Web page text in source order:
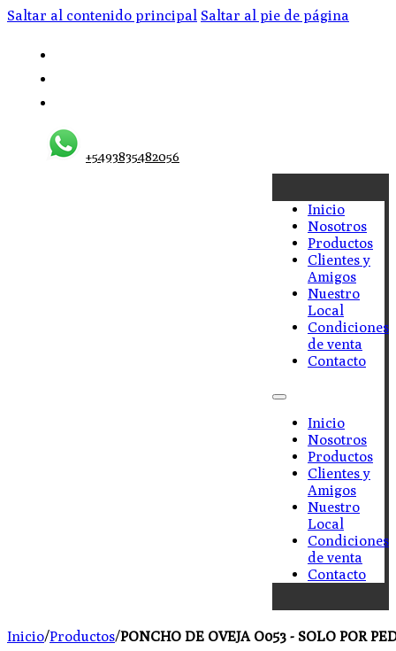
Saltar al contenido principal Saltar al pie de página
+5493835482056
Inicio
Nosotros
Productos
Clientes y
Amigos
Nuestro
Local
Condiciones
de venta
Contacto
Inicio
Nosotros
Productos
Clientes y
Amigos
Nuestro
Local
Condiciones
de venta
Contacto
Inicio/Productos/PONCHO DE OVEJA O053 - SOLO POR